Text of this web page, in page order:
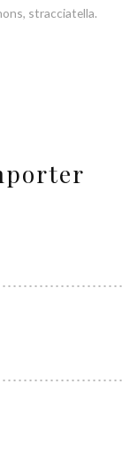
stracciatella.